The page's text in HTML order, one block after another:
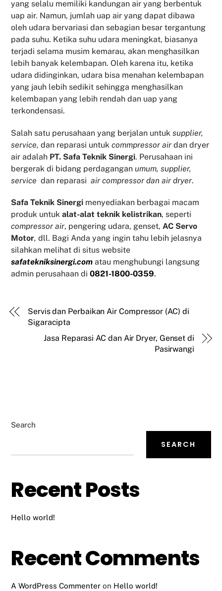
yang selalu memiliki kandungan air yang berbentuk
uap air. Namun, jumlah uap air yang dapat dibawa
oleh udara bervariasi dan sebagian besar tergantung
pada suhu. Ketika suhu udara meningkat, biasanya
terjadi selama musim kemarau, akan menghasilkan
lebih banyak kelembapan. Oleh karena itu, ketika
udara didinginkan, udara bisa menahan kelembapan
yang jauh lebih sedikit sehingga menghasilkan
kelembapan yang lebih rendah dan uap yang
terkondensasi.
Salah satu perusahaan yang berjalan untuksupplier,
service, dan reparasi untukcommpressor air dan dryer
air adalah PT. Safa Teknik Sinergi. Perusahaan ini
bergerak di bidang perdaganganumum, supplier,
service dan reparasiair compressor dan air dryer.
Safa Teknik Sinergi menyediakan berbagai macam
produk untukalat-alat teknik kelistrikan, seperti
compressor air, pengering udara, genset,AC Servo
Motor, dll. Bagi Anda yang ingin tahu lebih jelasnya
silahkan melihat di situs website
safatekniksinergi.com atau menghubungi langsung
admin perusahaan di0821-1800-0359.
Servis dan Perbaikan Air Compressor (AC) di
Sigaracipta
Jasa Reparasi AC dan Air Dryer, Genset di
Pasirwangi
Search
SEARCH
Recent Posts
Hello world!
Recent Comments
A WordPress Commenter on Hello world!